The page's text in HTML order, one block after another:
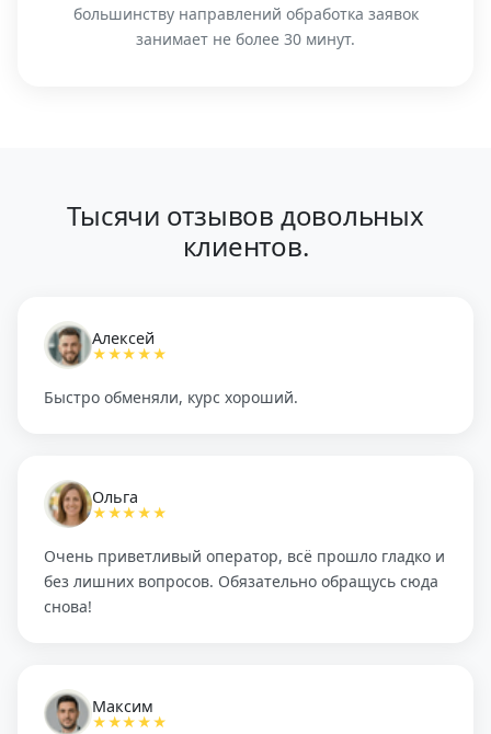
большинству направлений обработка заявок
занимает не более 30 минут.
Тысячи отзывов довольных
клиентов.
Алексей
★★★★★
Быстро обменяли, курс хороший.
Ольга
★★★★★
Очень приветливый оператор, всё прошло гладко и
без лишних вопросов. Обязательно обращусь сюда
снова!
Максим
★★★★★